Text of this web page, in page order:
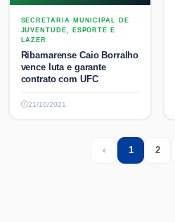
SECRETARIA MUNICIPAL DE
JUVENTUDE, ESPORTE E
LAZER
Ribamarense Caio Borralho
vence luta e garante
contrato com UFC
21/10/2021
‹Previous
1(current)
2